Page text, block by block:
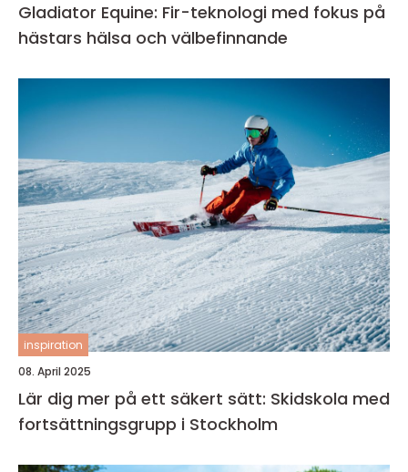
Gladiator Equine: Fir-teknologi med fokus på
hästars hälsa och välbefinnande
inspiration
08. April 2025
Lär dig mer på ett säkert sätt: Skidskola med
fortsättningsgrupp i Stockholm